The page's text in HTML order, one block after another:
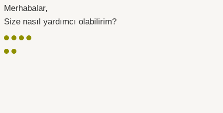
Merhabalar,
Size nasıl yardımcı olabilirim?